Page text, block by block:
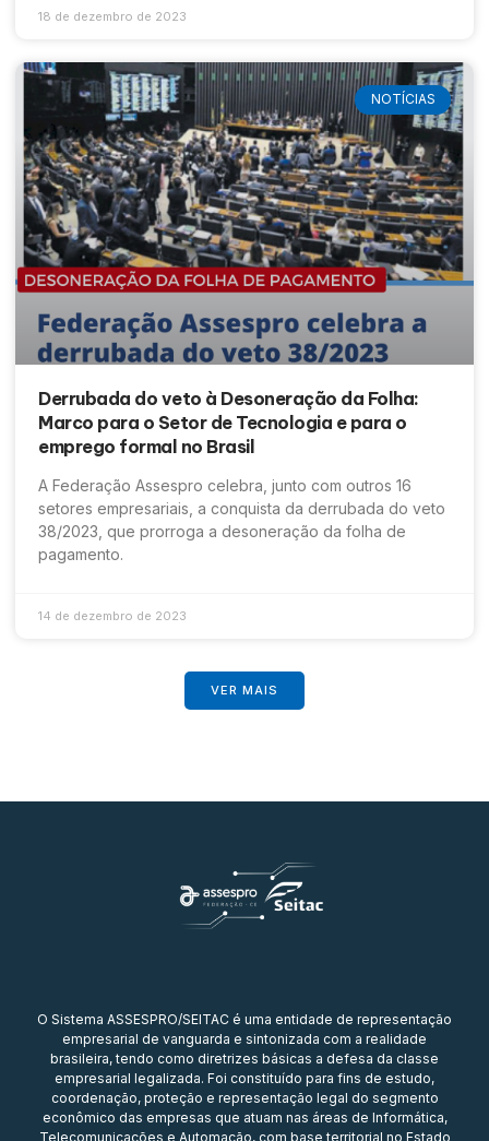
18 de dezembro de 2023
NOTÍCIAS
Derrubada do veto à Desoneração da Folha:
Marco para o Setor de Tecnologia e para o
emprego formal no Brasil
A Federação Assespro celebra, junto com outros 16
setores empresariais, a conquista da derrubada do veto
38/2023, que prorroga a desoneração da folha de
pagamento.
14 de dezembro de 2023
VER MAIS
O Sistema ASSESPRO/SEITAC é uma entidade de representação
empresarial de vanguarda e sintonizada com a realidade
brasileira, tendo como diretrizes básicas a defesa da classe
empresarial legalizada. Foi constituído para fins de estudo,
coordenação, proteção e representação legal do segmento
econômico das empresas que atuam nas áreas de Informática,
Telecomunicações e Automação, com base territorial no Estado